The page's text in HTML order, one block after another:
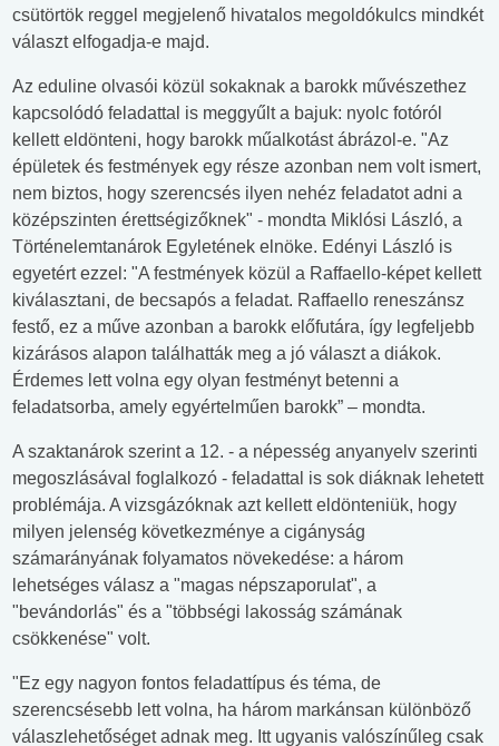
csütörtök reggel megjelenő hivatalos megoldókulcs mindkét
választ elfogadja-e majd.
Az eduline olvasói közül sokaknak a barokk művészethez
kapcsolódó feladattal is meggyűlt a bajuk: nyolc fotóról
kellett eldönteni, hogy barokk műalkotást ábrázol-e. "Az
épületek és festmények egy része azonban nem volt ismert,
nem biztos, hogy szerencsés ilyen nehéz feladatot adni a
középszinten érettségizőknek" - mondta Miklósi László, a
Történelemtanárok Egyletének elnöke. Edényi László is
egyetért ezzel: "A festmények közül a Raffaello-képet kellett
kiválasztani, de becsapós a feladat. Raffaello reneszánsz
festő, ez a műve azonban a barokk előfutára, így legfeljebb
kizárásos alapon találhatták meg a jó választ a diákok.
Érdemes lett volna egy olyan festményt betenni a
feladatsorba, amely egyértelműen barokk” – mondta.
A szaktanárok szerint a 12. - a népesség anyanyelv szerinti
megoszlásával foglalkozó - feladattal is sok diáknak lehetett
problémája. A vizsgázóknak azt kellett eldönteniük, hogy
milyen jelenség következménye a cigányság
számarányának folyamatos növekedése: a három
lehetséges válasz a "magas népszaporulat", a
"bevándorlás" és a "többségi lakosság számának
csökkenése" volt.
"Ez egy nagyon fontos feladattípus és téma, de
szerencsésebb lett volna, ha három markánsan különböző
válaszlehetőséget adnak meg. Itt ugyanis valószínűleg csak